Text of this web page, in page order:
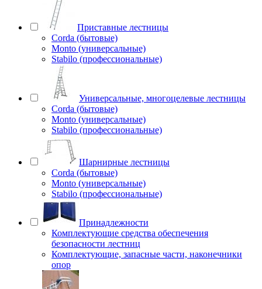
Приставные лестницы
Corda (бытовые)
Monto (универсальные)
Stabilo (профессиональные)
Универсальные, многоцелевые лестницы
Corda (бытовые)
Monto (универсальные)
Stabilo (профессиональные)
Шарнирные лестницы
Corda (бытовые)
Monto (универсальные)
Stabilo (профессиональные)
Принадлежности
Комплектующие средства обеспечения
безопасности лестниц
Комплектующие, запасные части, наконечники
опор